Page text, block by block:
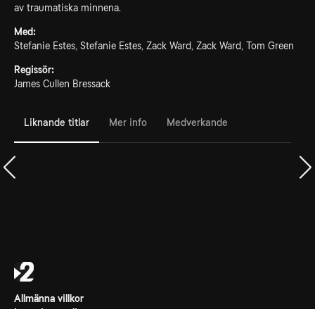
av traumatiska minnena.
Med:
Stefanie Estes, Stefanie Estes, Zack Ward, Zack Ward, Tom Green
Regissör:
James Cullen Bressack
Liknande titlar Mer info Medverkande
Allmänna villkor